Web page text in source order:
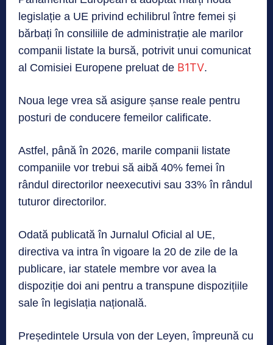
legislație a UE privind echilibrul între femei și
bărbați în consiliile de administrație ale marilor
companii listate la bursă, potrivit unui comunicat
al Comisiei Europene preluat de B1TV.
Noua lege vrea să asigure șanse reale pentru
posturi de conducere femeilor calificate.
Astfel, până în 2026, marile companii listate
companiile vor trebui să aibă 40% femei în
rândul directorilor neexecutivi sau 33% în rândul
tuturor directorilor.
Odată publicată în Jurnalul Oficial al UE,
directiva va intra în vigoare la 20 de zile de la
publicare, iar statele membre vor avea la
dispoziție doi ani pentru a transpune dispozițiile
sale în legislația națională.
Președintele Ursula von der Leyen, împreună cu